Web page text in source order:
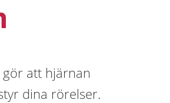
att hjärnan
dina rörelser.